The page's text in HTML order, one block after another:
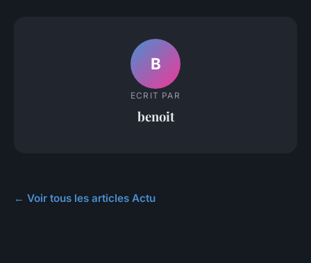
B
ECRIT PAR
benoit
← Voir tous les articles Actu